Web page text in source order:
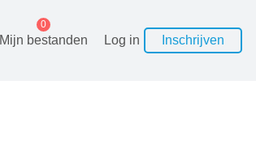
Mijn bestanden
0
Log in Inschrijven